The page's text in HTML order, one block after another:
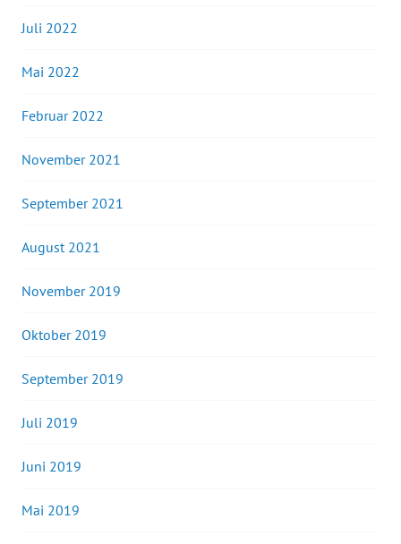
Juli 2022
Mai 2022
Februar 2022
November 2021
September 2021
August 2021
November 2019
Oktober 2019
September 2019
Juli 2019
Juni 2019
Mai 2019